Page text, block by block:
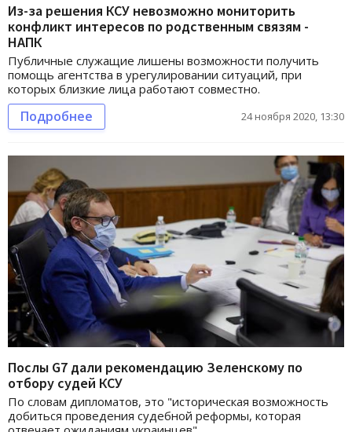
Из-за решения КСУ невозможно мониторить
конфликт интересов по родственным связям -
НАПК
Публичные служащие лишены возможности получить
помощь агентства в урегулировании ситуаций, при
которых близкие лица работают совместно.
Подробнее 24 ноября 2020, 13:30
Послы G7 дали рекомендацию Зеленскому по
отбору судей КСУ
По словам дипломатов, это "историческая возможность
добиться проведения судебной реформы, которая